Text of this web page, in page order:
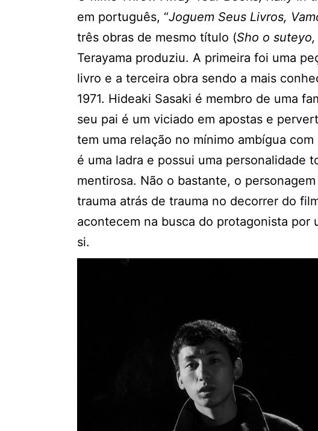
em português, “Joguem Seus Livros,
três obras de mesmo título (Sho o
Terayama produziu. A primeira foi uma
livro e a terceira obra sendo a mais
1971. Hideaki Sasaki é membro de uma
seu pai é um viciado em apostas e
tem uma relação no mínimo ambígua
é uma ladra e possui uma personalidade
mentirosa. Não o bastante, o
trauma atrás de trauma no decorrer do
acontecem na busca do protagonista por
si.